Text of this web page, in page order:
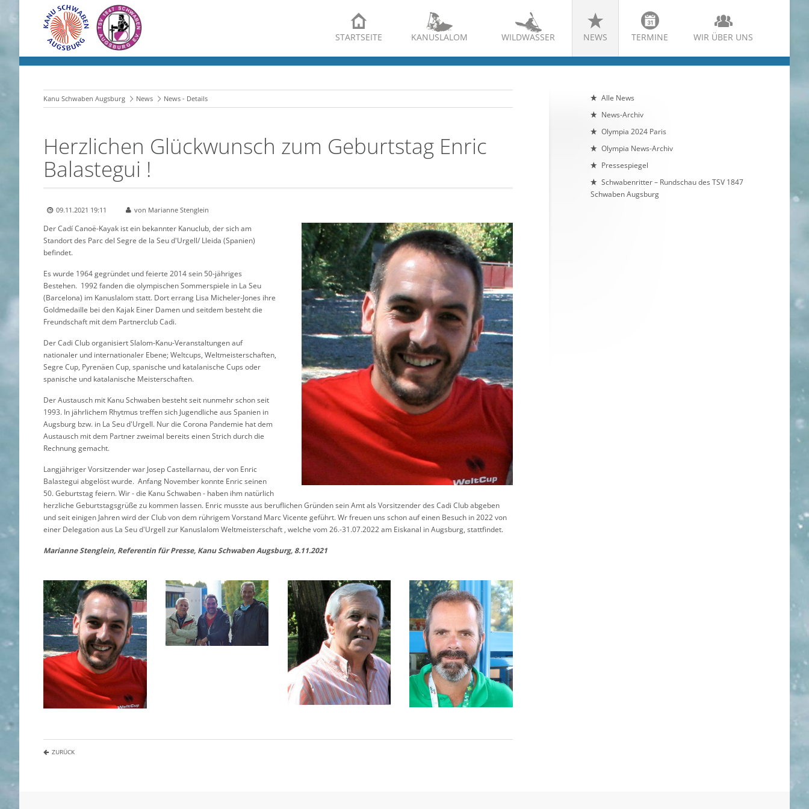
STARTSEITE KANUSLALOM WILDWASSER NEWS TERMINE WIR ÜBER UNS
Kanu Schwaben Augsburg News News - Details
Herzlichen Glückwunsch zum Geburtstag Enric
Balastegui !
09.11.2021 19:11 von Marianne Stenglein
Der Cadí Canoë-Kayak ist ein bekannter Kanuclub, der sich am
Standort des Parc del Segre de la Seu d'Urgell/ Lleida (Spanien)
befindet.
Es wurde 1964 gegründet und feierte 2014 sein 50-jähriges
Bestehen. 1992 fanden die olympischen Sommerspiele in La Seu
(Barcelona) im Kanuslalom statt. Dort errang Lisa Micheler-Jones ihre
Goldmedaille bei den Kajak Einer Damen und seitdem besteht die
Freundschaft mit dem Partnerclub Cadi.
Der Cadi Club organisiert Slalom-Kanu-Veranstaltungen auf
nationaler und internationaler Ebene; Weltcups, Weltmeisterschaften,
Segre Cup, Pyrenäen Cup, spanische und katalanische Cups oder
spanische und katalanische Meisterschaften.
Der Austausch mit Kanu Schwaben besteht seit nunmehr schon seit
1993. In jährlichem Rhytmus treffen sich Jugendliche aus Spanien in
Augsburg bzw. in La Seu d'Urgell. Nur die Corona Pandemie hat dem
Austausch mit dem Partner zweimal bereits einen Strich durch die
Rechnung gemacht.
Langjähriger Vorsitzender war Josep Castellarnau, der von Enric
Balastegui abgelöst wurde. Anfang November konnte Enric seinen
50. Geburtstag feiern. Wir - die Kanu Schwaben - haben ihm natürlich
herzliche Geburtstagsgrüße zu kommen lassen. Enric musste aus beruflichen Gründen sein Amt als Vorsitzender des Cadi Club abgeben
und seit einigen Jahren wird der Club von dem rührigem Vorstand Marc Vicente geführt. Wr freuen uns schon auf einen Besuch in 2022 von
einer Delegation aus La Seu d'Urgell zur Kanuslalom Weltmeisterschaft , welche vom 26.-31.07.2022 am Eiskanal in Augsburg, stattfindet.
Marianne Stenglein, Referentin für Presse, Kanu Schwaben Augsburg, 8.11.2021
ZURÜCK
Alle News
News-Archiv
Olympia 2024 Paris
Olympia News-Archiv
Pressespiegel
Schwabenritter – Rundschau des TSV 1847
Schwaben Augsburg